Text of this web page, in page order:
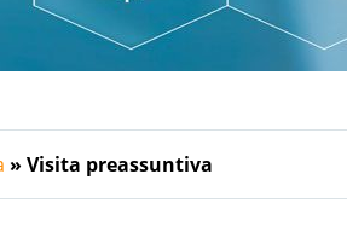
Visita preassuntiva